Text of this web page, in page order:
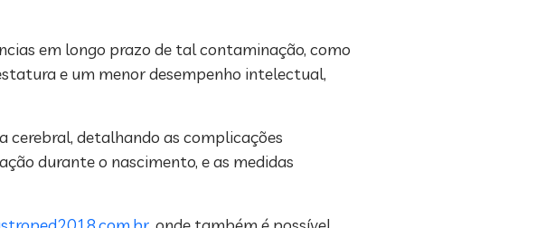
em longo prazo de tal contaminação, como
e um menor desempenho intelectual,
detalhando as complicações
durante o nascimento, e as medidas